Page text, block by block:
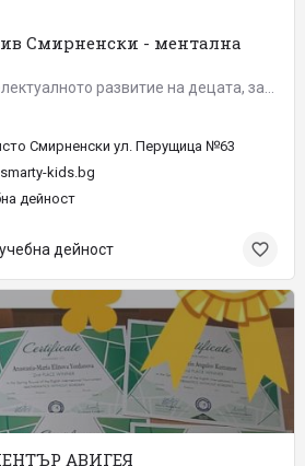
Смирненски - ментална
Смирненски ул. Перущица №63
kids.bg
дейност
дейност
АВИГЕЯ